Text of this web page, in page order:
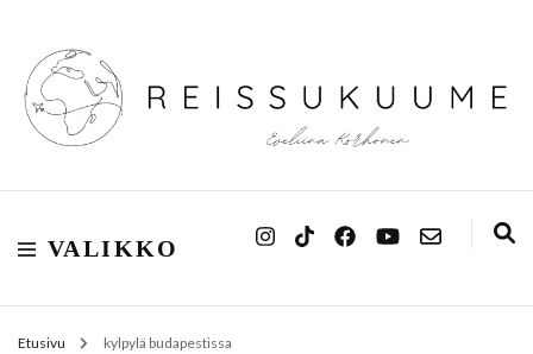
Reissukuume
VALIKKO
Etusivu kylpylä budapestissa